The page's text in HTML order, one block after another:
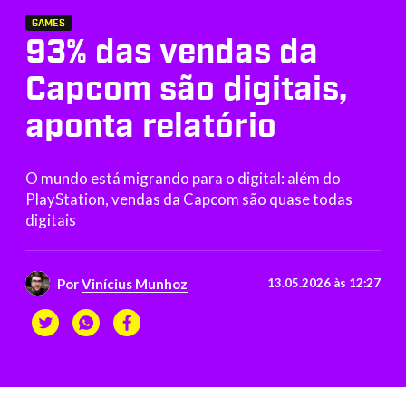
GAMES
93% das vendas da
Capcom são digitais,
aponta relatório
O mundo está migrando para o digital: além do
PlayStation, vendas da Capcom são quase todas
digitais
PorVinícius Munhoz 13.05.2026 às 12:27